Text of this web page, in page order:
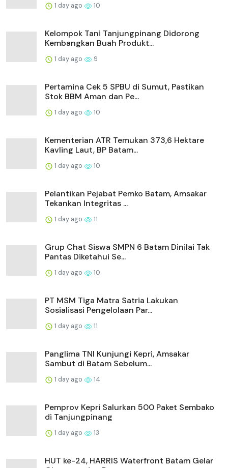
1 day ago 10
Kelompok Tani Tanjungpinang Didorong
Kembangkan Buah Produkt...
1 day ago 9
Pertamina Cek 5 SPBU di Sumut, Pastikan
Stok BBM Aman dan Pe...
1 day ago 10
Kementerian ATR Temukan 373,6 Hektare
Kavling Laut, BP Batam...
1 day ago 10
Pelantikan Pejabat Pemko Batam, Amsakar
Tekankan Integritas ...
1 day ago 11
Grup Chat Siswa SMPN 6 Batam Dinilai Tak
Pantas Diketahui Se...
1 day ago 10
PT MSM Tiga Matra Satria Lakukan
Sosialisasi Pengelolaan Par...
1 day ago 11
Panglima TNI Kunjungi Kepri, Amsakar
Sambut di Batam Sebelum...
1 day ago 14
Pemprov Kepri Salurkan 500 Paket Sembako
di Tanjungpinang
1 day ago 13
HUT ke-24, HARRIS Waterfront Batam Gelar